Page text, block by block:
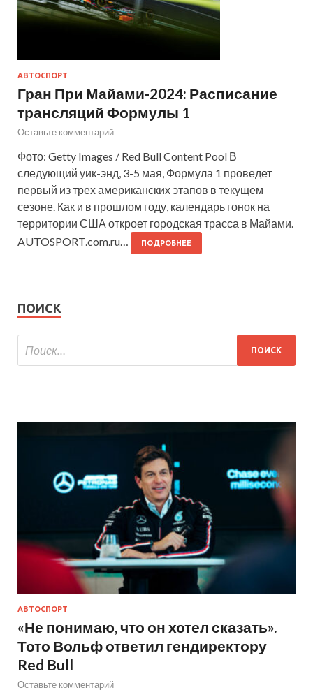
АВТОСПОРТ
Гран При Майами-2024: Расписание
трансляций Формулы 1
Оставьте комментарий
Фото: Getty Images / Red Bull Content Pool В
следующий уик-энд, 3-5 мая, Формула 1 проведет
первый из трех американских этапов в текущем
сезоне. Как и в прошлом году, календарь гонок на
территории США откроет городская трасса в Майами.
AUTOSPORT.com.ru…
ПОДРОБНЕЕ
ПОИСК
АВТОСПОРТ
«Не понимаю, что он хотел сказать».
Тото Вольф ответил гендиректору
Red Bull
Оставьте комментарий